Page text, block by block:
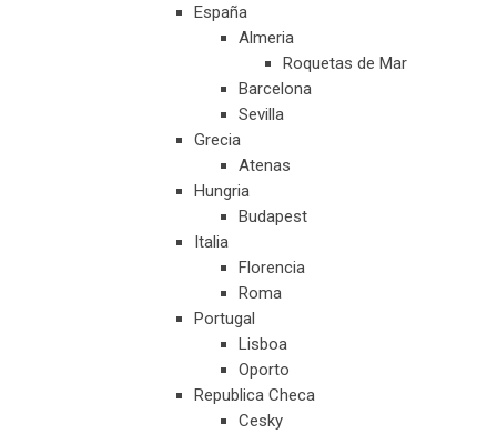
España
Almeria
Roquetas de Mar
Barcelona
Sevilla
Grecia
Atenas
Hungria
Budapest
Italia
Florencia
Roma
Portugal
Lisboa
Oporto
Republica Checa
Cesky